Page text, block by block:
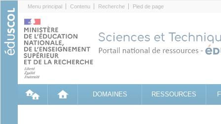
Menu principal Contenu Recherche Pied de page
DOMAINES RESSOURCES